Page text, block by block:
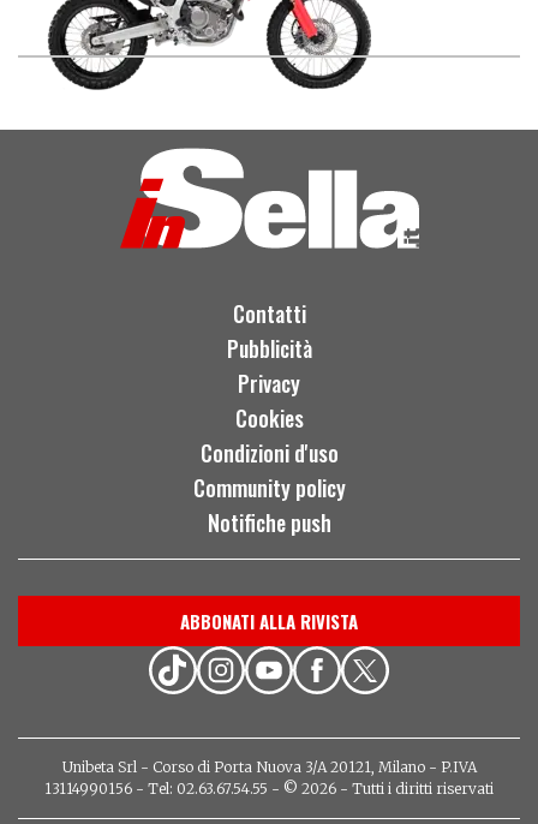
Contatti
Pubblicità
Privacy
Cookies
Condizioni d'uso
Community policy
Notifiche push
ABBONATI ALLA RIVISTA
Unibeta Srl - Corso di Porta Nuova 3/A 20121, Milano - P.IVA
13114990156 - Tel: 02.63.67.54.55 - © 2026 - Tutti i diritti riservati